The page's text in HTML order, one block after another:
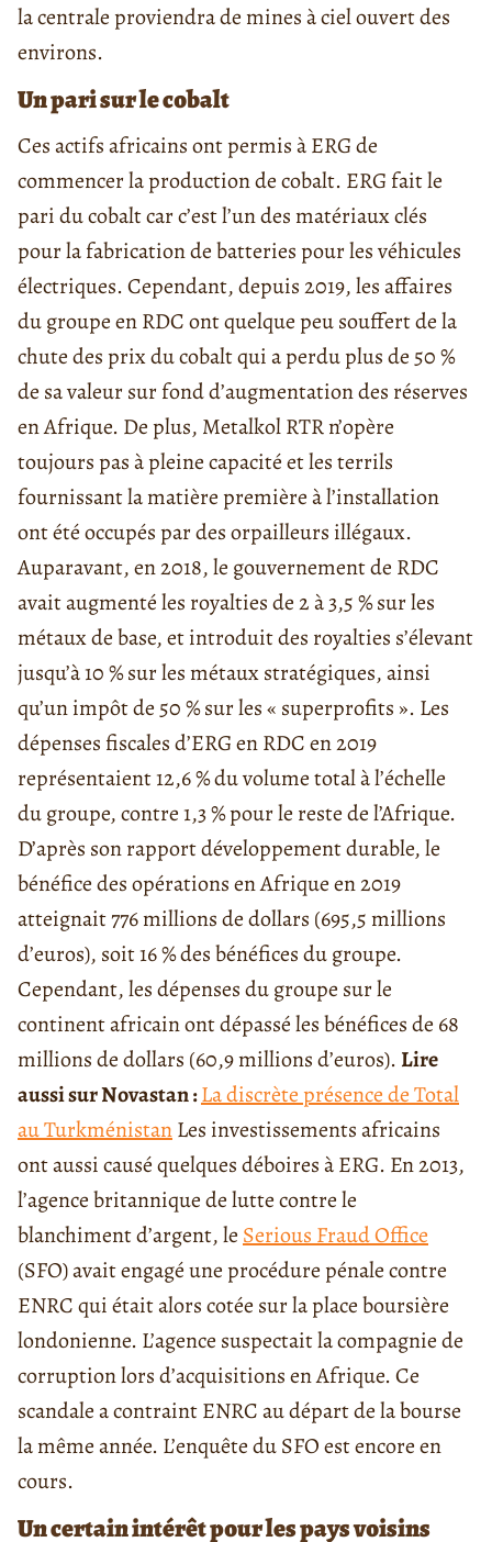
la centrale proviendra de mines à ciel ouvert des
environs.
Un pari sur le cobalt
Ces actifs africains ont permis à ERG de
commencer la production de cobalt. ERG fait le
pari du cobalt car c’est l’un des matériaux clés
pour la fabrication de batteries pour les véhicules
électriques. Cependant, depuis 2019, les affaires
du groupe en RDC ont quelque peu souffert de la
chute des prix du cobalt qui a perdu plus de 50 %
de sa valeur sur fond d’augmentation des réserves
en Afrique. De plus, Metalkol RTR n’opère
toujours pas à pleine capacité et les terrils
fournissant la matière première à l’installation
ont été occupés par des orpailleurs illégaux.
Auparavant, en 2018, le gouvernement de RDC
avait augmenté les royalties de 2 à 3,5 % sur les
métaux de base, et introduit des royalties s’élevant
jusqu’à 10 % sur les métaux stratégiques, ainsi
qu’un impôt de 50 % sur les « superprofits ». Les
dépenses fiscales d’ERG en RDC en 2019
représentaient 12,6 % du volume total à l’échelle
du groupe, contre 1,3 % pour le reste de l’Afrique.
D’après son rapport développement durable, le
bénéfice des opérations en Afrique en 2019
atteignait 776 millions de dollars (695,5 millions
d’euros), soit 16 % des bénéfices du groupe.
Cependant, les dépenses du groupe sur le
continent africain ont dépassé les bénéfices de 68
millions de dollars (60,9 millions d’euros). Lire
aussi sur Novastan :La discrète présence de Total
au TurkménistanLes investissements africains
ont aussi causé quelques déboires à ERG. En 2013,
l’agence britannique de lutte contre le
blanchiment d’argent, le Serious Fraud Office
(SFO) avait engagé une procédure pénale contre
ENRC qui était alors cotée sur la place boursière
londonienne. L’agence suspectait la compagnie de
corruption lors d’acquisitions en Afrique. Ce
scandale a contraint ENRC au départ de la bourse
la même année. L’enquête du SFO est encore en
cours.
Un certain intérêt pour les pays voisins